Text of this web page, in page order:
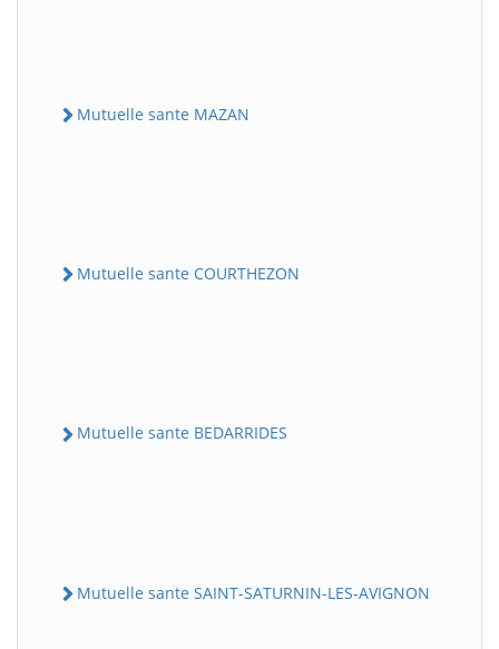
Mutuelle sante MAZAN
Mutuelle sante COURTHEZON
Mutuelle sante BEDARRIDES
Mutuelle sante SAINT-SATURNIN-LES-AVIGNON